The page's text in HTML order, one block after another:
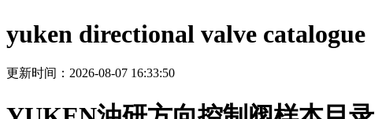
yuken directional valve catalogue
更新时间：2026-08-07 16:33:50